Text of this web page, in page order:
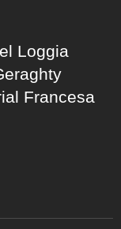
Loggia
Francesa